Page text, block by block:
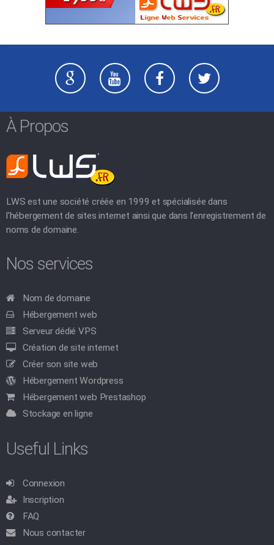
À Propos
LWS est une société créée en 1999 et spécialisée dans
l'hébergement de sites internet ainsi que dans l'enregistrement de
noms de domaine.
Nos services
Nom de domaine
Hébergement web
Serveur dédié VPS
Création de site internet
Créer son site web
Hébergement Wordpress
Hébergement web Prestashop
Stockage en ligne
Useful Links
Connexion
Inscription
FAQ
Nous contacter